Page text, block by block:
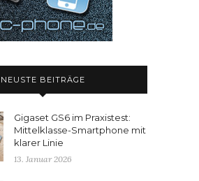
NEUSTE BEITRÄGE
Gigaset GS6 im Praxistest:
Mittelklasse-Smartphone mit
klarer Linie
13. Januar 2026